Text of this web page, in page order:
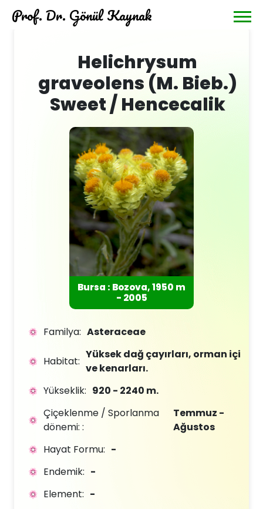
Prof. Dr. Gönül Kaynak
Helichrysum
graveolens (M. Bieb.)
Sweet / Hencecalik
Bursa : Bozova, 1950 m
- 2005
Familya: Asteraceae
Habitat:
Yüksek dağ çayırları, orman içi
ve kenarları.
Yükseklik: 920 - 2240 m.
Çiçeklenme / Sporlanma
dönemi: :
Temmuz -
Ağustos
Hayat Formu: -
Endemik: -
Element: -